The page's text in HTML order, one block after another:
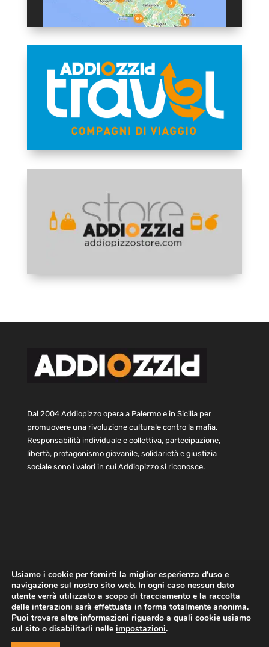
Dal 2004 Addiopizzo opera a Palermo e in Sicilia per
promuovere una rivoluzione culturale contro la mafia.
Responsabilità individuale e collettiva, partecipazione,
libertà, protagonismo giovanile, solidarietà e giustizia
sociale sono i valori in cui Addiopizzo si riconosce.
Home Statuto e bilancio
Contatti
Privacy
Cookie Child Protection Policy
Copyright © 2021 AddioPizzo | Tutti i diritti riservati | Sede
Usiamo i cookie per fornirti la miglior esperienza d'uso e
navigazione sul nostro sito web. In ogni caso nessun dato
utente verrà utilizzato a scopo di tracciamento e la raccolta
delle interazioni sarà effettuata in forma totalmente anonima.
Puoi trovare altre informazioni riguardo a quali cookie usiamo
sul sito o disabilitarli nelle impostazioni.